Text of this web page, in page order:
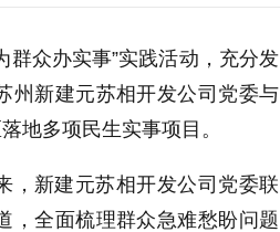
群众办实事”实践活动，充分发
州新建元苏相开发公司党委与
地多项民生实事项目。
，新建元苏相开发公司党委联
，全面梳理群众急难愁盼问题